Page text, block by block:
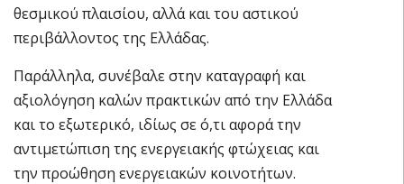
θεσμικού πλαισίου, αλλά και του αστικού
περιβάλλοντος της Ελλάδας.
Παράλληλα, συνέβαλε στην καταγραφή και
αξιολόγηση καλών πρακτικών από την Ελλάδα
και το εξωτερικό, ιδίως σε ό,τι αφορά την
αντιμετώπιση της ενεργειακής φτώχειας και
την προώθηση ενεργειακών κοινοτήτων.